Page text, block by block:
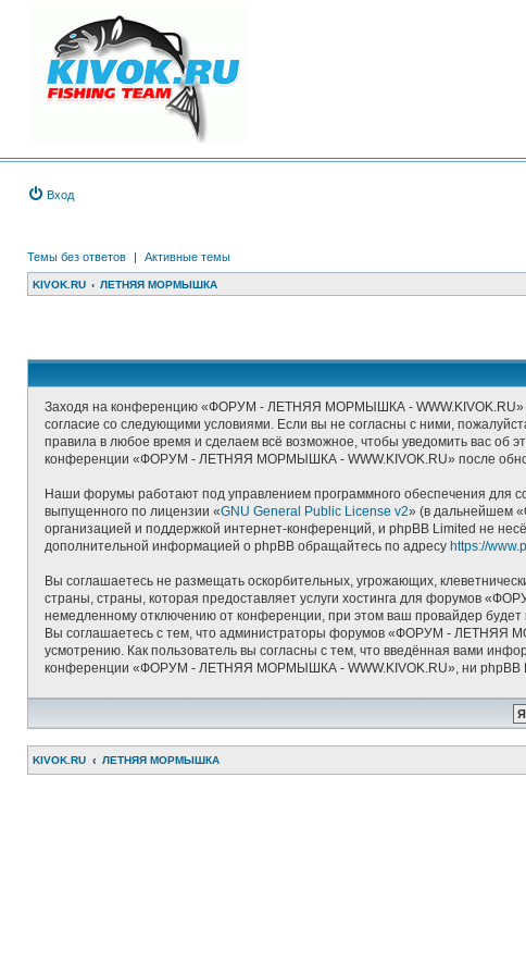
Вход
Темы без ответов | Активные темы
KIVOK.RU ЛЕТНЯЯ МОРМЫШКА
Заходя на конференцию «ФОРУМ - ЛЕТНЯЯ МОРМЫШКА - WWW.KIVOK.RU»
согласие со следующими условиями. Если вы не согласны с ними,
правила в любое время и сделаем всё возможное, чтобы уведомить вас об
конференции «ФОРУМ - ЛЕТНЯЯ МОРМЫШКА - WWW.KIVOK.RU» после
Наши форумы работают под управлением программного обеспечения для
выпущенного по лицензии «GNU General Public License v2» (в дальнейшем
организацией и поддержкой интернет-конференций, и phpBB Limited не
дополнительной информацией о phpBB обращайтесь по адресу https://
Вы соглашаетесь не размещать оскорбительных, угрожающих,
страны, страны, которая предоставляет услуги хостинга для форумов
немедленному отключению от конференции, при этом ваш провайдер
Вы соглашаетесь с тем, что администраторы форумов «ФОРУМ - ЛЕТНЯЯ
усмотрению. Как пользователь вы согласны с тем, что введённая вами
конференции «ФОРУМ - ЛЕТНЯЯ МОРМЫШКА - WWW.KIVOK.RU», ни phpBB
KIVOK.RU ЛЕТНЯЯ МОРМЫШКА